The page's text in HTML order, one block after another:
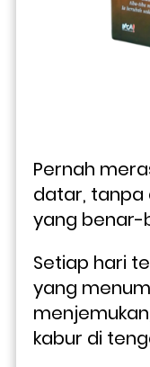
Pernah
datar, tanpa
yang benar-
Setiap hari
yang
kabur di